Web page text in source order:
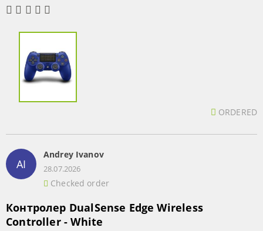
ORDERED
AI
Andrey Ivanov
28.07.2026
Checked order
Контролер DualSense Edge Wireless
Controller - White